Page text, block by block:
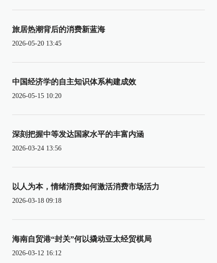
旅居热潮背后的消费新蓝海
2026-05-20 13:45
中国经济学的自主知识体系构建成效
2026-05-15 10:20
深刻把握中等发达国家水平的丰富内涵
2026-03-24 13:56
以人为本，情绪消费如何激活消费市场活力
2026-03-18 09:18
海南自贸港“封关”何以撬动亚太经贸棋局
2026-03-12 16:12